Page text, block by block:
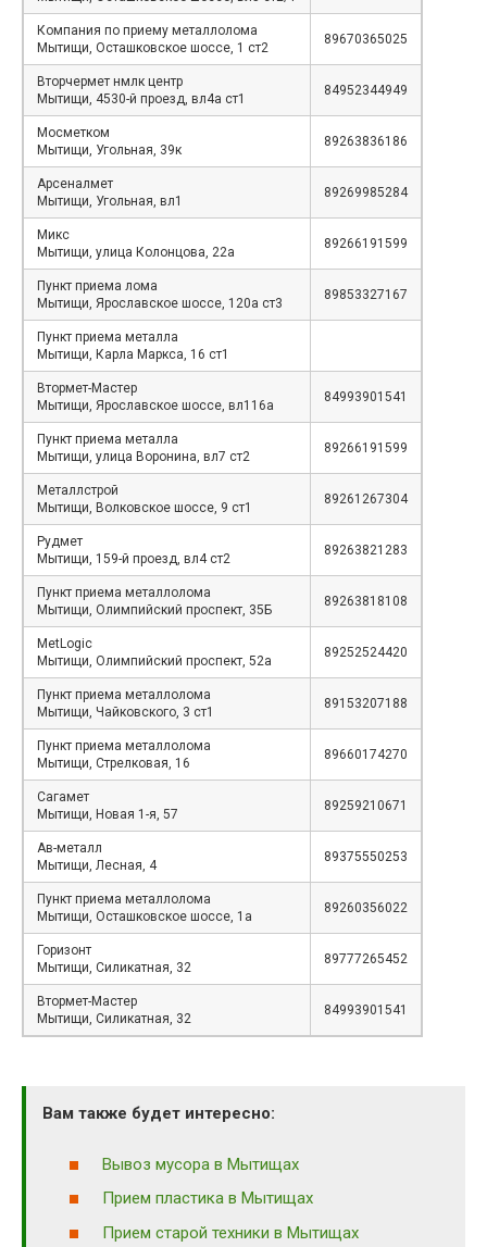
Компания по приему металлолома
Мытищи, Осташковское шоссе, 1 ст2
89670365025
Вторчермет нмлк центр
Мытищи, 4530-й проезд, вл4а ст1
84952344949
Мосметком
Мытищи, Угольная, 39к
89263836186
Арсеналмет
Мытищи, Угольная, вл1
89269985284
Микс
Мытищи, улица Колонцова, 22а
89266191599
Пункт приема лома
Мытищи, Ярославское шоссе, 120а ст3
89853327167
Пункт приема металла
Мытищи, Карла Маркса, 16 ст1
Втормет-Мастер
Мытищи, Ярославское шоссе, вл116а
84993901541
Пункт приема металла
Мытищи, улица Воронина, вл7 ст2
89266191599
Металлстрой
Мытищи, Волковское шоссе, 9 ст1
89261267304
Рудмет
Мытищи, 159-й проезд, вл4 ст2
89263821283
Пункт приема металлолома
Мытищи, Олимпийский проспект, 35Б
89263818108
MetLogic
Мытищи, Олимпийский проспект, 52а
89252524420
Пункт приема металлолома
Мытищи, Чайковского, 3 ст1
89153207188
Пункт приема металлолома
Мытищи, Стрелковая, 16
89660174270
Сагамет
Мытищи, Новая 1-я, 57
89259210671
Ав-металл
Мытищи, Лесная, 4
89375550253
Пункт приема металлолома
Мытищи, Осташковское шоссе, 1а
89260356022
Горизонт
Мытищи, Силикатная, 32
89777265452
Втормет-Мастер
Мытищи, Силикатная, 32
84993901541
Вам также будет интересно:
Вывоз мусора в Мытищах
Прием пластика в Мытищах
Прием старой техники в Мытищах